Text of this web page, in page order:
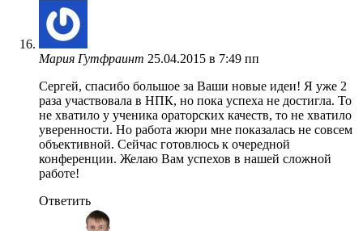
Мария Гутфраинт 25.04.2015 в 7:49 пп
Сергей, спасибо большое за Ваши новые идеи! Я уже 2
раза участвовала в НПК, но пока успеха не достигла. То
не хватило у ученика ораторских качеств, то не хватило
уверенности. Но работа жюри мне показалась не совсем
объективной. Сейчас готовлюсь к очередной
конференции. Желаю Вам успехов в нашей сложной
работе!
Ответить